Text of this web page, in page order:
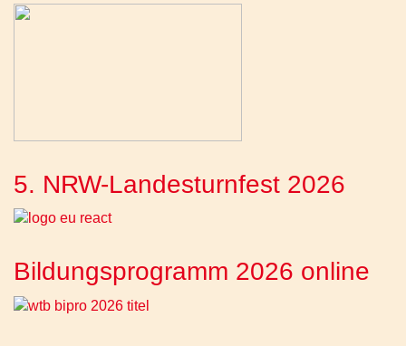
5. NRW-Landesturnfest 2026
Bildungsprogramm 2026 online